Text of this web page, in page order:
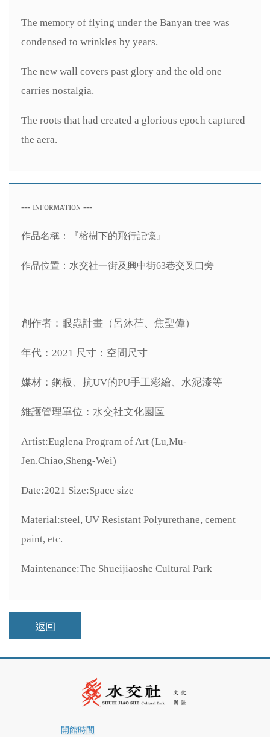
The memory of flying under the Banyan tree was
condensed to wrinkles by years.
The new wall covers past glory and the old one
carries nostalgia.
The roots that had created a glorious epoch captured
the aera.
--- ɪɴғᴏʀᴍᴀᴛɪᴏɴ ---
作品名稱：『榕樹下的飛行記憶』
作品位置：水交社一街及興中街63巷交叉口旁
創作者：眼蟲計畫（呂沐芢、焦聖偉）
年代：2021 尺寸：空間尺寸
媒材：鋼板、抗UV的PU手工彩繪、水泥漆等
維護管理單位：水交社文化園區
Artist:Euglena Program of Art (Lu,Mu-
Jen.Chiao,Sheng-Wei)
Date:2021 Size:Space size
Material:steel, UV Resistant Polyurethane, cement
paint, etc.
Maintenance:The Shueijiaoshe Cultural Park
返回
開館時間